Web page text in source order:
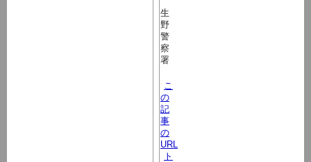
生
野
警
察
署
こ
の
記
事
の
URL
ト